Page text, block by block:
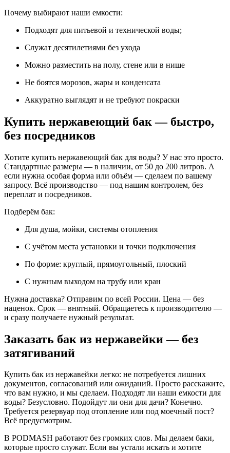
Почему выбирают наши емкости:
Подходят для питьевой и технической воды;
Служат десятилетиями без ухода
Можно разместить на полу, стене или в нише
Не боятся морозов, жары и конденсата
Аккуратно выглядят и не требуют покраски
Купить нержавеющий бак — быстро,
без посредников
Хотите купить нержавеющий бак для воды? У нас это просто.
Стандартные размеры — в наличии, от 50 до 200 литров. А
если нужна особая форма или объём — сделаем по вашему
запросу. Всё производство — под нашим контролем, без
переплат и посредников.
Подберём бак:
Для душа, мойки, системы отопления
С учётом места установки и точки подключения
По форме: круглый, прямоугольный, плоский
С нужным выходом на трубу или кран
Нужна доставка? Отправим по всей России. Цена — без
наценок. Срок — внятный. Обращаетесь к производителю —
и сразу получаете нужный результат.
Заказать бак из нержавейки — без
затягиваний
Купить бак из нержавейки легко: не потребуется лишних
документов, согласований или ожиданий. Просто расскажите,
что вам нужно, и мы сделаем. Подходят ли наши емкости для
воды? Безусловно. Подойдут ли они для дачи? Конечно.
Требуется резервуар под отопление или под моечный пост?
Всё предусмотрим.
В PODMASH работают без громких слов. Мы делаем баки,
которые просто служат. Если вы устали искать и хотите